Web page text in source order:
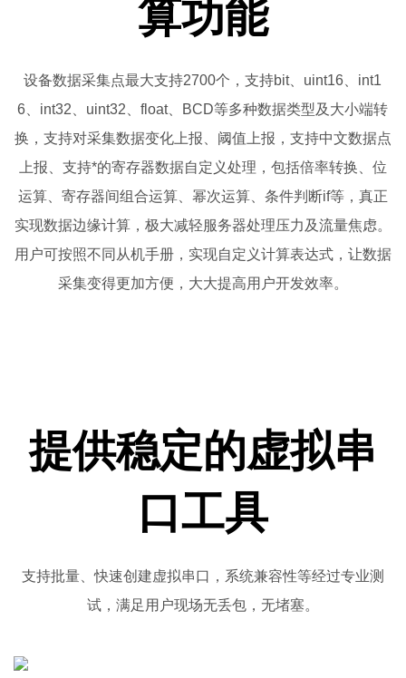
算功能
设备数据采集点最大支持2700个，支持bit、uint16、int1
6、int32、uint32、float、BCD等多种数据类型及大小端转
换，支持对采集数据变化上报、阈值上报，支持中文数据点
上报、支持*的寄存器数据自定义处理，包括倍率转换、位
运算、寄存器间组合运算、幂次运算、条件判断if等，真正
实现数据边缘计算，极大减轻服务器处理压力及流量焦虑。
用户可按照不同从机手册，实现自定义计算表达式，让数据
采集变得更加方便，大大提高用户开发效率。
提供稳定的虚拟串
口工具
支持批量、快速创建虚拟串口，系统兼容性等经过专业测
试，满足用户现场无丢包，无堵塞。